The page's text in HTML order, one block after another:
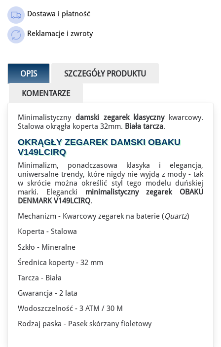
Outlet
Dostawa i płatność
Reklamacje i zwroty
OPIS SZCZEGÓŁY PRODUKTU
KOMENTARZE
Minimalistyczny damski zegarek klasycznykwarcowy.
Stalowa okrągła koperta 32mm. Biała tarcza.
OKRĄGŁY ZEGAREK DAMSKI OBAKU
V149LCIRQ
Minimalizm, ponadczasowa klasyka i elegancja,
uniwersalne trendy, które nigdy nie wyjdą z mody - tak
w skrócie można określić styl tego modelu duńskiej
marki. Elegancki minimalistyczny zegarek OBAKU
DENMARK V149LCIRQ.
Mechanizm - Kwarcowy zegarek na baterie (Quartz)
Koperta - Stalowa
Szkło - Mineralne
Średnica koperty - 32 mm
Tarcza - Biała
Gwarancja - 2 lata
Wodoszczelność - 3 ATM / 30 M
Rodzaj paska - Pasek skórzany fioletowy